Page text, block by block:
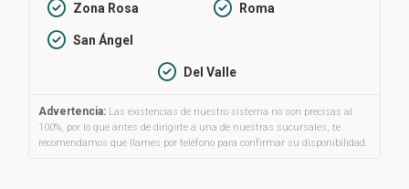
Zona Rosa Roma
San Ángel
Del Valle
Advertencia: Las existencias de nuestro sistema no son precisas al
100%, por lo que antes de dirigirte a una de nuestras sucursales, te
recomendamos que llames por teléfono para confirmar su disponibilidad.